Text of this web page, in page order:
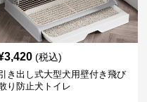
3,420 (税込)
き出し式大型犬用壁付き飛び
り防止犬トイレ